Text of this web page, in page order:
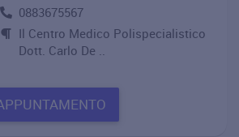
0883675567
Il Centro Medico Polispecialistico
Dott. Carlo De ..